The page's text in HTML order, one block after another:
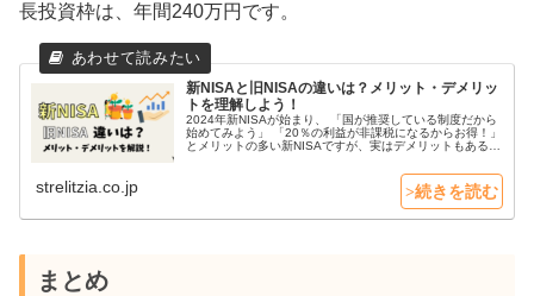
長投資枠は、年間240万円です。
新NISAと旧NISAの違いは？メリット・デメリッ
トを理解しよう！
2024年新NISAが始まり、 「国が推奨している制度だから
始めてみよう」 「20％の利益が非課税になるからお得！」
とメリットの多い新NISAですが、実はデメリットもあるこ
strelitzia.co.jp
まとめ